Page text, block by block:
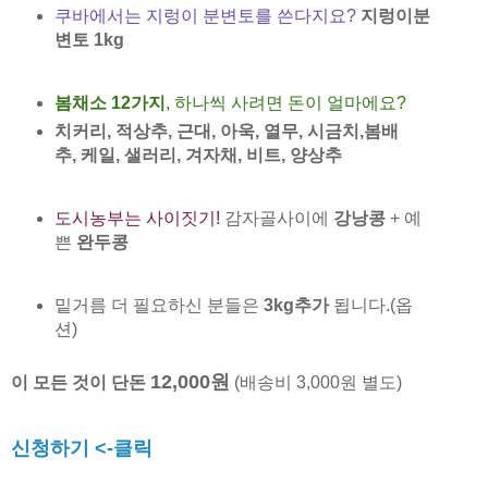
쿠바에서는 지렁이 분변토를 쓴다지요? 지렁이분
변토 1kg
봄채소 12가지 , 하나씩 사려면 돈이 얼마에요?
치커리 , 적상추, 근대 , 아욱, 열무, 시금치 ,봄배
추, 케일 , 샐러리 , 겨자채 , 비트, 양상추
도시농부는 사이짓기! 감자골사이에 강낭콩+ 예
쁜 완두콩
밑거름 더 필요하신 분들은 3kg추가됩니다.(옵
션)
이 모든 것이 단돈 12,000원 (배송비 3,000원 별도)
신청하기 <-클릭